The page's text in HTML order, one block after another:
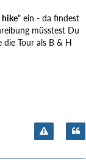
hike" ein - da findest
müsstest Du
Tour als B & H